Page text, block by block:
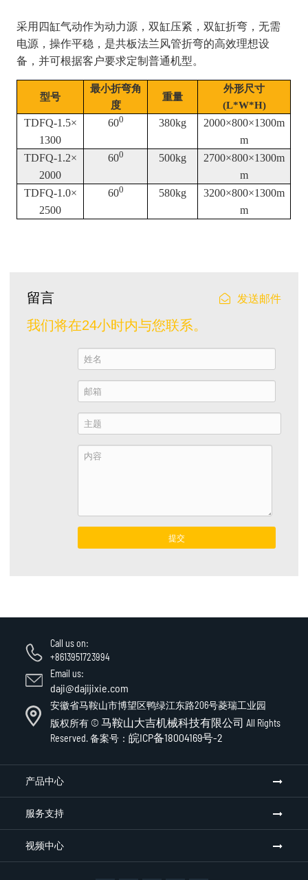
采用四缸气动作为动力源，双缸压紧，双缸折弯，无需
电源，操作平稳，是共板法兰风管折弯的高效理想设
备，并可根据客户要求定制普通机型。
型号
最小折弯角
度
重量
外形尺寸
(L*W*H)
TDFQ-1.5×
1300
600 380kg
2000×800×1300m
m
TDFQ-1.2×
2000
600 500kg
2700×800×1300m
m
TDFQ-1.0×
2500
600 580kg
3200×800×1300m
m
留言 发送邮件
我们将在24小时内与您联系。
提交
Call us on:
+8613951723994
Email us:
daji@dajijixie.com
安徽省马鞍山市博望区鸭绿江东路206号菱瑞工业园
版权所有 © 马鞍山大吉机械科技有限公司 All Rights
Reserved. 备案号： 皖ICP备18004169号-2
产品中心
服务支持
视频中心